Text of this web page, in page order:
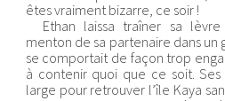
êtes vraiment bizarre, ce soir !
Ethan laissa traîner sa
menton de sa partenaire dans un
se comportait de façon trop
à contenir quoi que ce soit.
large pour retrouver l’île Kaya